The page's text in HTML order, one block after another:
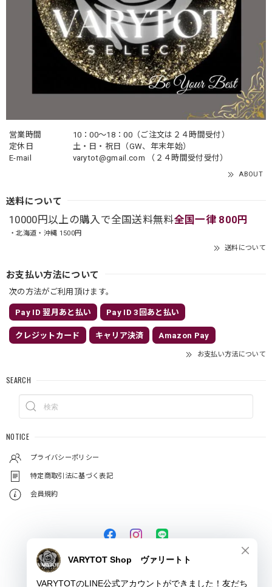
営業時間
10：00〜18：00（ご注文は２４時間受付）
定休日
土・日・祝日（GW、年末年始）
E-mail
varytot@gmail.com （２４時間受付受付）
ABOUT
送料について
10000円以上の購入で全国送料無料全国一律 800円
・北海道・沖縄 1500円
送料について
お支払い方法について
次の方法がご利用頂けます。
Pay ID 翌月あと払い Pay ID 3回あと払い
クレジットカード キャリア決済 Amazon Pay
お支払い方法について
SEARCH
NOTICE
プライバシーポリシー
特定商取引法に基づく表記
会員規約